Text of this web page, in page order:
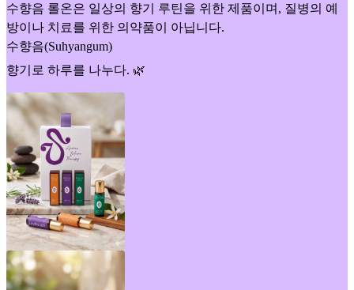
수향음 롤온은 일상의 향기 루틴을 위한 제품이며, 질병의 예
방이나 치료를 위한 의약품이 아닙니다.
수향음(Suhyangum)
향기로 하루를 나누다. 🌿